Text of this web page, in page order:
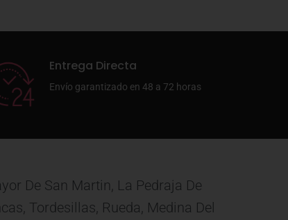
Entrega Directa
Envío garantizado en 48 a 72 horas
De San Martin, La Pedraja De
Tordesillas, Rueda, Medina Del